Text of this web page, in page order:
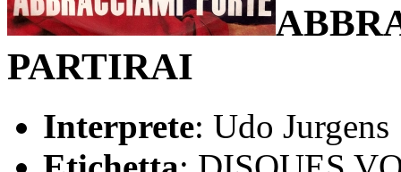
PARTIRAI
Interprete: Udo Jurgens